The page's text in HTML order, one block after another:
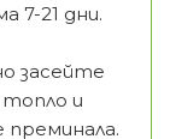
7-21 дни.
засейте
и
преминала.